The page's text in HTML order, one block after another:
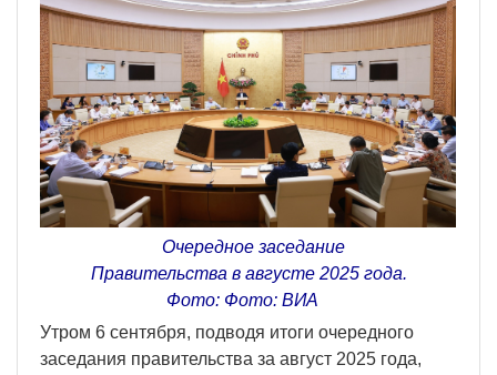
Очередное заседание
Правительства в августе 2025 года.
Фото: Фото: ВИА
Утром 6 сентября, подводя итоги очередного
заседания правительства за август 2025 года,